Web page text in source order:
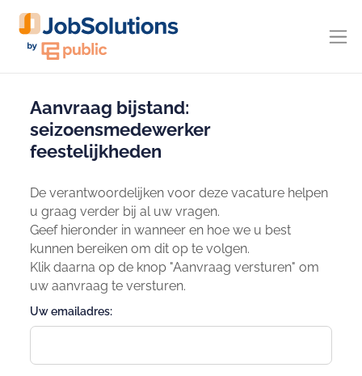
Aanvraag bijstand:
seizoensmedewerker
feestelijkheden
De verantwoordelijken voor deze vacature helpen
u graag verder bij al uw vragen.
Geef hieronder in wanneer en hoe we u best
kunnen bereiken om dit op te volgen.
Klik daarna op de knop "Aanvraag versturen" om
uw aanvraag te versturen.
Uw emailadres: